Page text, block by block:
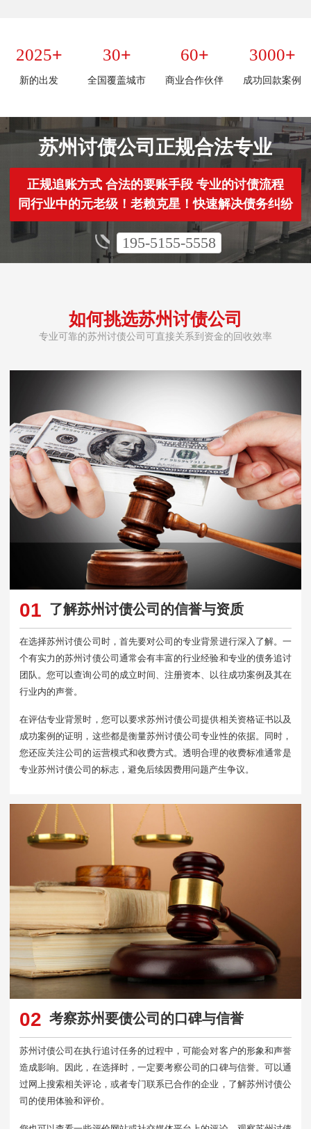
2025+
新的出发
30+
全国覆盖城市
60+
商业合作伙伴
3000+
成功回款案例
苏州讨债公司正规合法专业
正规追账方式 合法的要账手段 专业的讨债流程
同行业中的元老级！老赖克星！快速解决债务纠纷
195-5155-5558
如何挑选苏州讨债公司
专业可靠的苏州讨债公司可直接关系到资金的回收效率
01 了解苏州讨债公司的信誉与资质
在选择苏州讨债公司时，首先要对公司的专业背景进行深入了解。一
个有实力的苏州讨债公司通常会有丰富的行业经验和专业的债务追讨
团队。您可以查询公司的成立时间、注册资本、以往成功案例及其在
行业内的声誉。
在评估专业背景时，您可以要求苏州讨债公司提供相关资格证书以及
成功案例的证明，这些都是衡量苏州讨债公司专业性的依据。同时，
您还应关注公司的运营模式和收费方式。透明合理的收费标准通常是
专业苏州讨债公司的标志，避免后续因费用问题产生争议。
02 考察苏州要债公司的口碑与信誉
苏州讨债公司在执行追讨任务的过程中，可能会对客户的形象和声誉
造成影响。因此，在选择时，一定要考察公司的口碑与信誉。可以通
过网上搜索相关评论，或者专门联系已合作的企业，了解苏州讨债公
司的使用体验和评价。